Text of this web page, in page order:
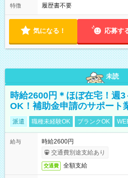
特徴 履歴書不要
気になる！ 応募す
未読
時給2600円＊ほぼ在宅！週
OK！補助金申請のサポート
派遣 職種未経験OK ブランクOK
給与
時給2600円
交通費別途支給あり
交通費 全額支給